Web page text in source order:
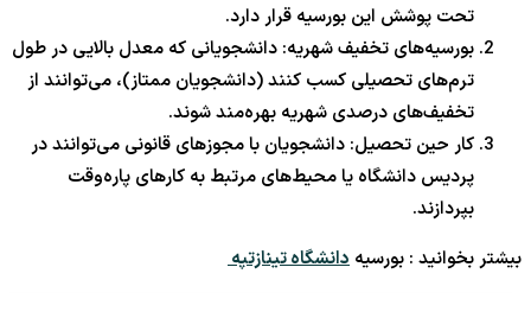
تحت پوشش این بورسیه قرار دارد.
بورسیه‌های تخفیف شهریه: دانشجویانی که معدل بالایی در طول
ترم‌های تحصیلی کسب کنند (دانشجویان ممتاز)، می‌توانند از
تخفیف‌های درصدی شهریه بهره‌مند شوند.
کار حین تحصیل: دانشجویان با مجوزهای قانونی می‌توانند در
پردیس دانشگاه یا محیط‌های مرتبط به کارهای پاره‌وقت
بپردازند.
بیشتر بخوانید : بورسیه دانشگاه تینازتپه